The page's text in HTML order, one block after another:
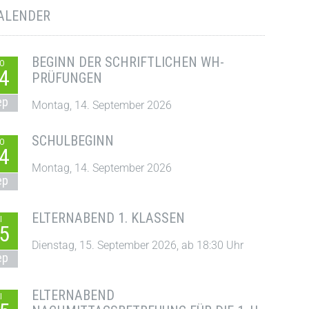
BEGINN DER SCHRIFTLICHEN WH-
PRÜFUNGEN
Montag, 14. September 2026
SCHULBEGINN
Montag, 14. September 2026
ELTERNABEND 1. KLASSEN
Dienstag, 15. September 2026, ab 18:30 Uhr
ELTERNABEND